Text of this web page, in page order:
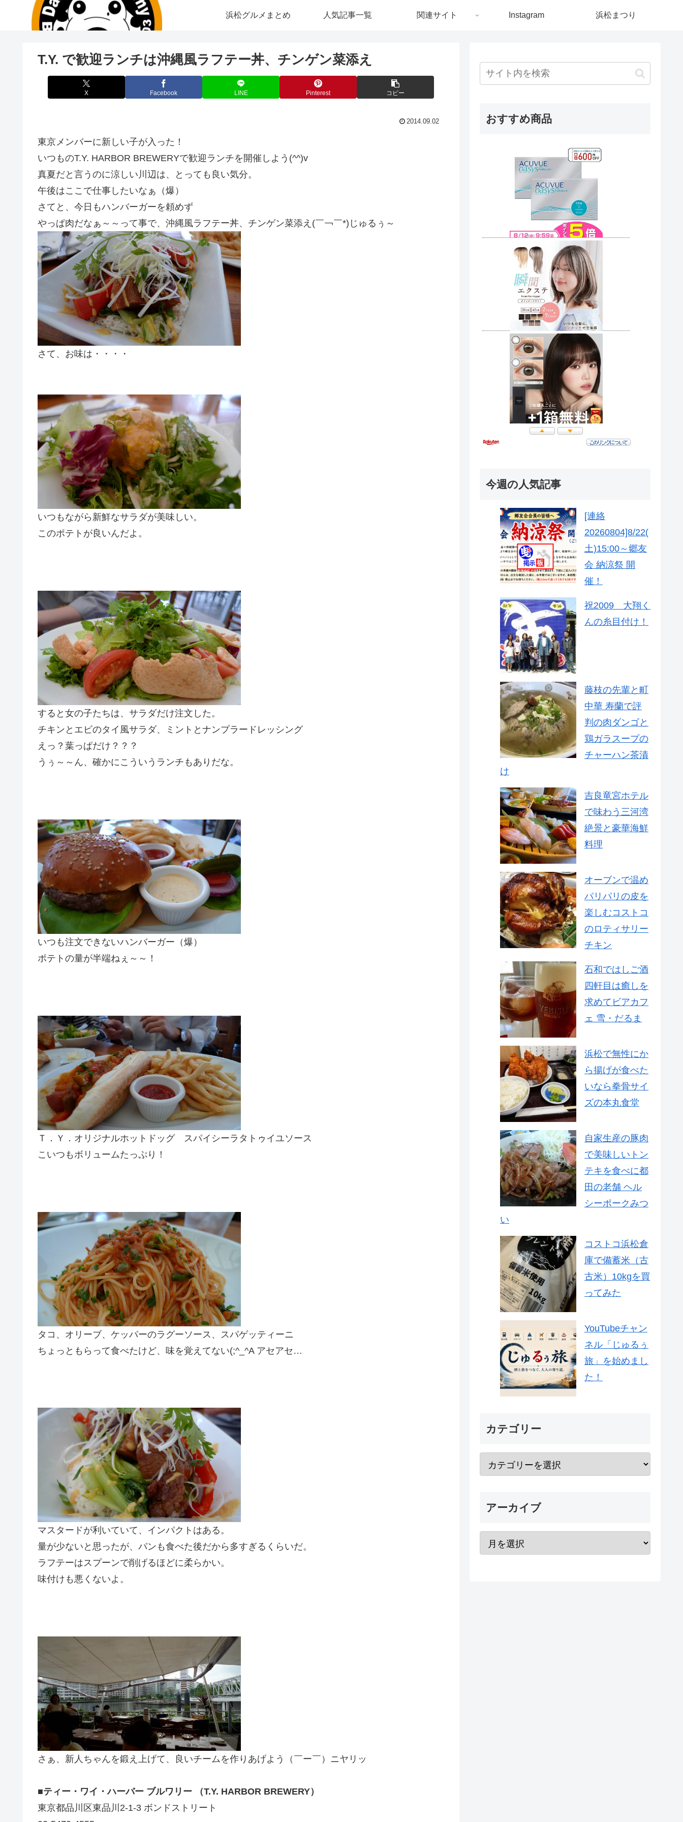
浜松グルメまとめ 人気記事一覧 関連サイト Instagram 浜松まつり
T.Y. で歓迎ランチは沖縄風ラフテー丼、チンゲン菜添え
X Facebook LINE Pinterest コピー
2014.09.02
東京メンバーに新しい子が入った！
いつものT.Y. HARBOR BREWERYで歓迎ランチを開催しよう(^^)v
真夏だと言うのに涼しい川辺は、とっても良い気分。
午後はここで仕事したいなぁ（爆）
さてと、今日もハンバーガーを頼めず
やっぱ肉だなぁ～～って事で、沖縄風ラフテー丼、チンゲン菜添え(￣￢￣*)じゅるぅ～
さて、お味は・・・・
いつもながら新鮮なサラダが美味しい。
このポテトが良いんだよ。
すると女の子たちは、サラダだけ注文した。
チキンとエビのタイ風サラダ、ミントとナンプラードレッシング
えっ？葉っぱだけ？？？
うぅ～～ん、確かにこういうランチもありだな。
いつも注文できないハンバーガー（爆）
ポテトの量が半端ねぇ～～！
Ｔ．Ｙ．オリジナルホットドッグ スパイシーラタトゥイユソース
こいつもボリュームたっぷり！
タコ、オリーブ、ケッパーのラグーソース、スパゲッティーニ
ちょっともらって食べたけど、味を覚えてない(;^_^A アセアセ…
マスタードが利いていて、インパクトはある。
量が少ないと思ったが、パンも食べた後だから多すぎるくらいだ。
ラフテーはスプーンで削げるほどに柔らかい。
味付けも悪くないよ。
さぁ、新人ちゃんを鍛え上げて、良いチームを作りあげよう（￣ー￣）ニヤリッ
■ティー・ワイ・ハーバー ブルワリー （T.Y. HARBOR BREWERY）
東京都品川区東品川2-1-3 ボンドストリート
おすすめ商品
今週の人気記事
[連絡
20260804]8/22(
土)15:00～郷友
会 納涼祭 開
催！
祝2009 大翔く
んの糸目付け！
藤枝の先輩と町
中華 寿蘭で評
判の肉ダンゴと
鶏ガラスープの
チャーハン茶漬
け
吉良竜宮ホテル
で味わう三河湾
絶景と豪華海鮮
料理
オーブンで温め
パリパリの皮を
楽しむコストコ
のロティサリー
チキン
石和ではしご酒
四軒目は癒しを
求めてビアカフ
ェ 雪・だるま
浜松で無性にか
ら揚げが食べた
いなら拳骨サイ
ズの本丸食堂
自家生産の豚肉
で美味しいトン
テキを食べに都
田の老舗 ヘル
シーポークみつ
い
コストコ浜松倉
庫で備蓄米（古
古米）10kgを買
ってみた
YouTubeチャン
ネル「じゅるぅ
旅」を始めまし
た！
カテゴリー
アーカイブ